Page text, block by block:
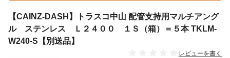
【CAINZ-DASH】トラスコ中山 配管支持用マルチアング
ル ステンレス Ｌ２４００ １Ｓ（箱）＝５本 TKLM-
W240-S【別送品】
レビューを書く